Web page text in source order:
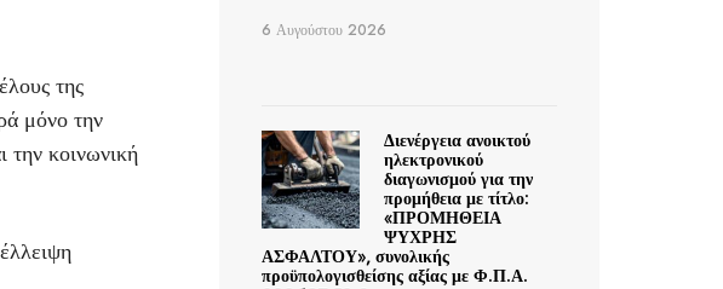
της
μόνο την
κοινωνική
6 Αυγούστου 2026
Διενέργεια ανοικτού
ηλεκτρονικού
διαγωνισμού για την
προμήθεια με τίτλο:
«ΠΡΟΜΗΘΕΙΑ
ΨΥΧΡΗΣ
ΑΣΦΑΛΤΟΥ», συνολικής
προϋπολογισθείσης αξίας με Φ.Π.Α.